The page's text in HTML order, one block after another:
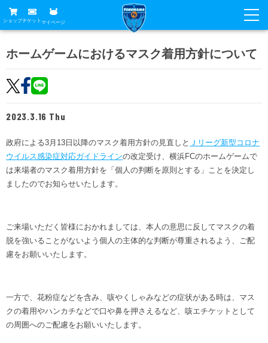
ショップチケット マイページ
グッズ
ホームタウン
トップチーム
クラブ
メディア
試合
試合日程
チケット
席種・価格表
チケット購入方法
ニッパツシート
Buy Ticket Here
スケジュール
観戦ガイド
観戦ルール・マナー
クラブ概要
サステナビリティ
ホームタウン活動
ファン
横浜FC公式オンラインショップ
スタータークラブ
スペシャルコンテンツ
アカデミー
試合日程・結果
パートナー一覧
お問い合わせ
ホームゲームにおけるマスク着用方針について
2023.3.16 Thu
政府による3月13日以降のマスク着用方針の見直しと
Ｊリーグ新型コロナ
ウイルス感染症対応ガイドラインの改定受け、横浜FCのホームゲームで
は来場者のマスク着用方針を「個人の判断を原則とする」ことを決定し
ましたのでお知らせいたします。
ご来場いただく皆様におかれましては、本人の意思に反してマスクの着
脱を強いることがないよう個人の主体的な判断が尊重されるよう、ご配
慮をお願いいたします。
一方で、花粉症などを含み、咳やくしゃみなどの症状がある時は、マス
クの着用やハンカチなどで口や鼻を押さえるなど、咳エチケットとして
の周囲へのご配慮をお願いいたします。